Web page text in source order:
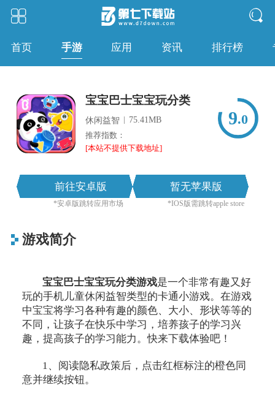
首页 手游 应用 资讯 排行榜
宝宝巴士宝宝玩分类
休闲益智 | 75.41MB
推荐指数：
[本站不提供下载地址]
9.0
前往安卓版 暂无苹果版
*安卓版跳转应用市场 *IOS版需跳转apple store
游戏简介
宝宝巴士宝宝玩分类游戏是一个非常有趣又好
玩的手机儿童休闲益智类型的卡通小游戏。在游戏
中宝宝将学习各种有趣的颜色、大小、形状等等的
不同，让孩子在快乐中学习，培养孩子的学习兴
趣，提高孩子的学习能力。快来下载体验吧！
1、阅读隐私政策后，点击红框标注的橙色同
意并继续按钮。